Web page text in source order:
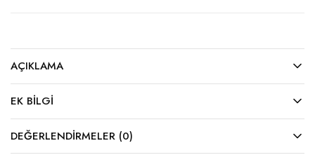
AÇIKLAMA
EK BILGI
DEĞERLENDIRMELER (0)